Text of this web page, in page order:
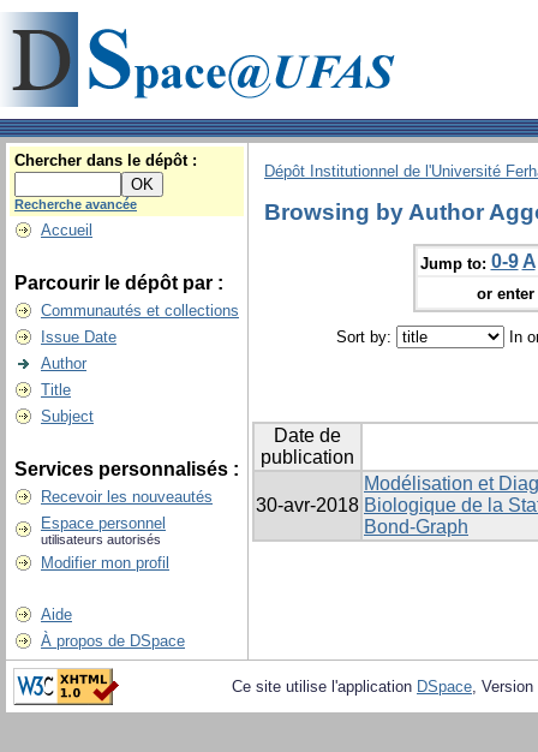
Chercher dans le dépôt :
Recherche avancée
Accueil
Parcourir le dépôt par :
Communautés et collections
Issue Date
Author
Title
Subject
Services personnalisés :
Recevoir les nouveautés
Espace personnel
utilisateurs autorisés
Modifier mon profil
Aide
À propos de DSpace
Dépôt Institutionnel de l'Université
Browsing by Author
Jump to: 0-9 A
or
Sort by: In
Date de
publication
30-avr-2018
Modélisation et
Biologique de la
Bond-Graph
Ce site utilise l'application DSpace,